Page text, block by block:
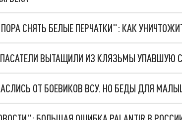
СНЯТЬ БЕЛЫЕ ПЕРЧАТКИ": КАК
ОТ БОЕВИКОВ ВСУ. НО БЕДЫ ДЛЯ